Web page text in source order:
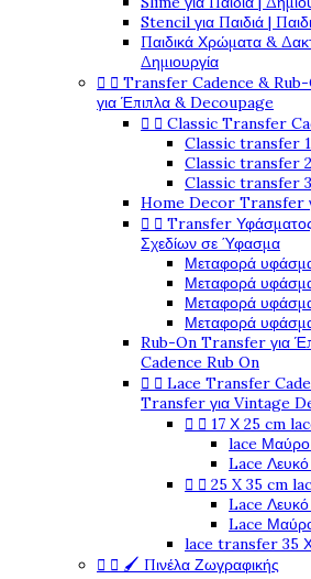
Stencil για Παιδιά |
Παιδικά Χρώματα &
Δημιουργία
  Transfer Cadence & Rub-
για Έπιπλα & Decoupage
  Classic Transfer
Classic transfer
Classic transfer
Classic transfer
Home Decor Transfer
  Transfer
Σχεδίων σε Ύφασμα
Μεταφορά
Μεταφορά
Μεταφορά
Μεταφορά
Rub-On Transfer για
Cadence Rub On
  Lace Transfer
Transfer για Vintage
  17 Χ 25 cm
lace Μαύρο
Lace Λευκό
  25 X 35 cm
Lace
Lace
lace transfer 35
  🖌️ Πινέλα Ζωγραφικής